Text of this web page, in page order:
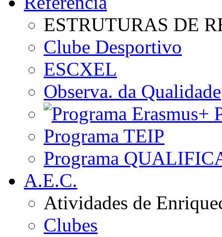
ESTRUTURAS DE
Clube Desportivo
ESCXEL
Observa. da Qualidade
Programa TEIP
Programa
A.E.C.
Atividades de
Clubes